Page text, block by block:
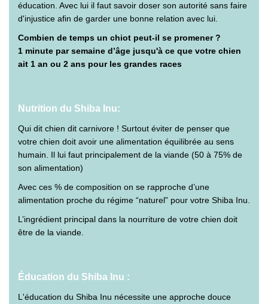
éducation. Avec lui il faut savoir doser son autorité sans faire
d'injustice afin de garder une bonne relation avec lui.
Combien de temps un chiot peut-il se promener ?
1 minute par semaine d’âge jusqu'à ce que votre chien
ait 1 an ou 2 ans pour les grandes races
Nutrition du Shiba Inu:
Qui dit chien dit carnivore ! Surtout éviter de penser que
votre chien doit avoir une alimentation équilibrée au sens
humain. Il lui faut principalement de la viande (50 à 75% de
son alimentation)
Avec ces % de composition on se rapproche d’une
alimentation proche du régime “naturel” pour votre Shiba Inu.
L’ingrédient principal dans la nourriture de votre chien doit
être de la viande.
Éducation du Shiba Inu :
L'éducation du Shiba Inu nécessite une approche douce